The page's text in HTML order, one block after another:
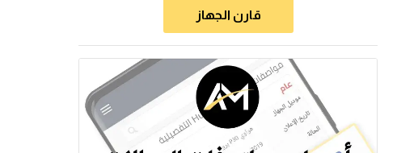
قارن الجهاز